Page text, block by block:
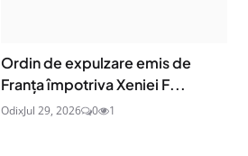
Ordin de expulzare emis de
Franța împotriva Xeniei F...
OdixJul 29, 2026 0 1